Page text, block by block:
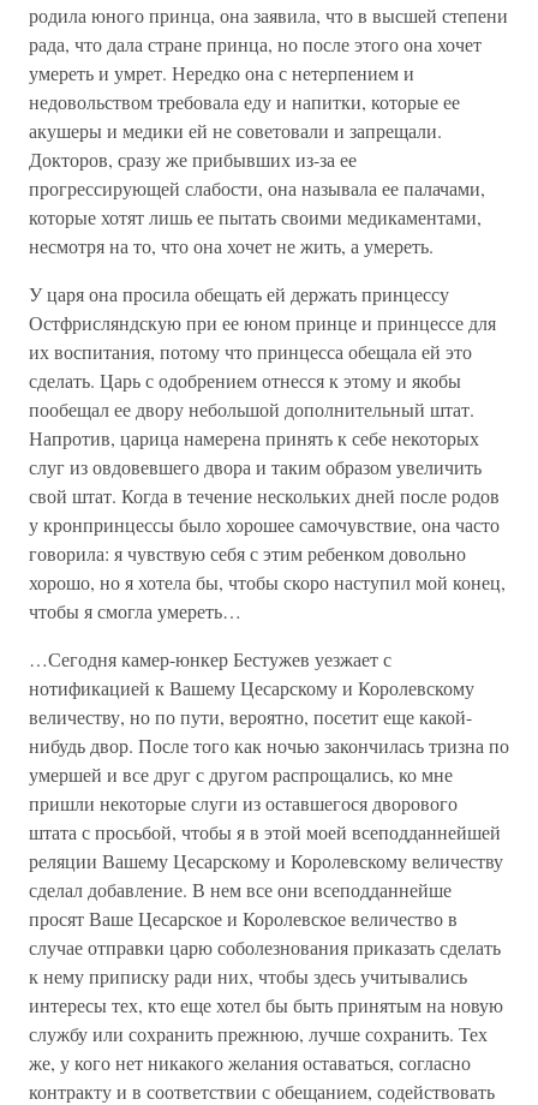
родила юного принца, она заявила, что в высшей степени
рада, что дала стране принца, но после этого она хочет
умереть и умрет. Нередко она с нетерпением и
недовольством требовала еду и напитки, которые ее
акушеры и медики ей не советовали и запрещали.
Докторов, сразу же прибывших из-за ее
прогрессирующей слабости, она называла ее палачами,
которые хотят лишь ее пытать своими медикаментами,
несмотря на то, что она хочет не жить, а умереть.
У царя она просила обещать ей держать принцессу
Остфрисляндскую при ее юном принце и принцессе для
их воспитания, потому что принцесса обещала ей это
сделать. Царь с одобрением отнесся к этому и якобы
пообещал ее двору небольшой дополнительный штат.
Напротив, царица намерена принять к себе некоторых
слуг из овдовевшего двора и таким образом увеличить
свой штат. Когда в течение нескольких дней после родов
у кронпринцессы было хорошее самочувствие, она часто
говорила: я чувствую себя с этим ребенком довольно
хорошо, но я хотела бы, чтобы скоро наступил мой конец,
чтобы я смогла умереть…
…Сегодня камер-юнкер Бестужев уезжает с
нотификацией к Вашему Цесарскому и Королевскому
величеству, но по пути, вероятно, посетит еще какой-
нибудь двор. После того как ночью закончилась тризна по
умершей и все друг с другом распрощались, ко мне
пришли некоторые слуги из оставшегося дворового
штата с просьбой, чтобы я в этой моей всеподданнейшей
реляции Вашему Цесарскому и Королевскому величеству
сделал добавление. В нем все они всеподданнейше
просят Ваше Цесарское и Королевское величество в
случае отправки царю соболезнования приказать сделать
к нему приписку ради них, чтобы здесь учитывались
интересы тех, кто еще хотел бы быть принятым на новую
службу или сохранить прежнюю, лучше сохранить. Тех
же, у кого нет никакого желания оставаться, согласно
контракту и в соответствии с обещанием, содействовать